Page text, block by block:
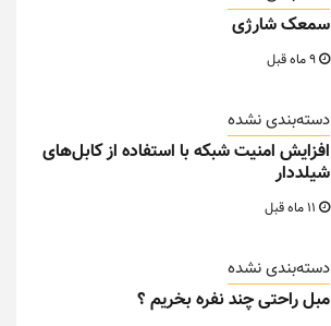
سمعک شارژی
دسته‌بندی نشده
افزایش امنیت شبکه با استفاده از کابل‌های
شیلددار
دسته‌بندی نشده
مبل راحتی چند نفره بخریم ؟